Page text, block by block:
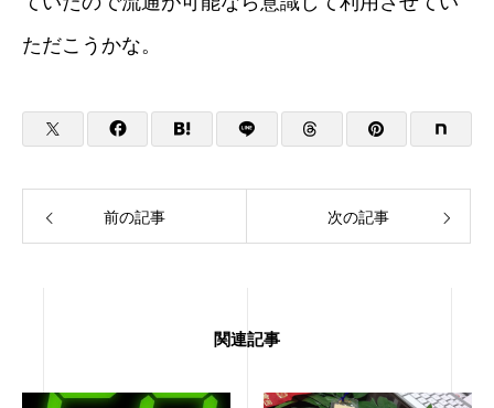
ただこうかな。
前の記事 次の記事
関連記事